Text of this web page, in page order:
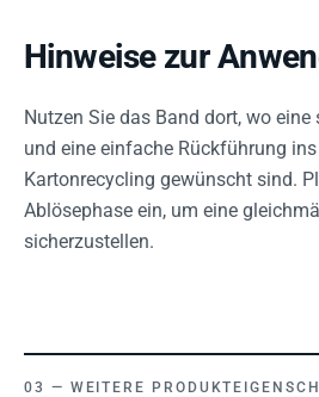
Hinweise zur
Nutzen Sie das Band dort, wo eine
und eine einfache Rückführung ins
Kartonrecycling gewünscht sind.
Ablösephase ein, um eine
sicherzustellen.
WEITERE